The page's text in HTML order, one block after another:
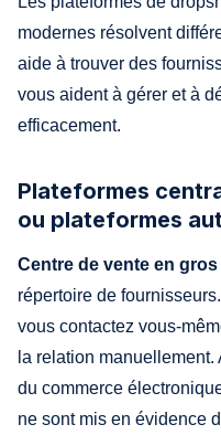
modernes résolvent
aide à trouver des
vous aident à gérer et à
efficacement.
Plateformes
ou plateformes
Centre de vente en gros
répertoire de
vous contactez vous-
la relation
du commerce
ne sont mis en évidence